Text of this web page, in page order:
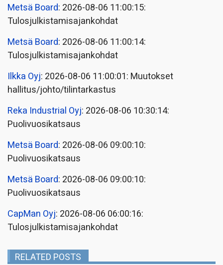
Metsä Board: 2026-08-06 11:00:15:
Tulosjulkistamisajankohdat
Metsä Board: 2026-08-06 11:00:14:
Tulosjulkistamisajankohdat
Ilkka Oyj: 2026-08-06 11:00:01: Muutokset
hallitus/johto/tilintarkastus
Reka Industrial Oyj: 2026-08-06 10:30:14:
Puolivuosikatsaus
Metsä Board: 2026-08-06 09:00:10:
Puolivuosikatsaus
Metsä Board: 2026-08-06 09:00:10:
Puolivuosikatsaus
CapMan Oyj: 2026-08-06 06:00:16:
Tulosjulkistamisajankohdat
RELATED POSTS